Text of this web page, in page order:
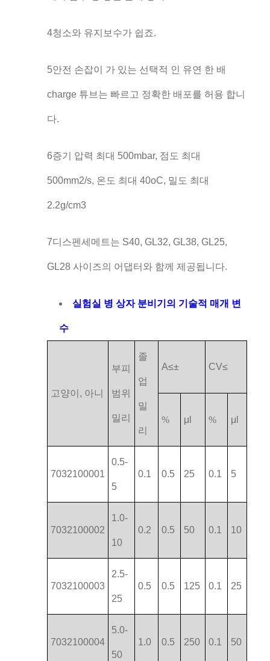
4청소와 유지보수가 쉽죠.
5안전 손잡이 가 있는 선택적 인 유연 한 배
charge 튜브는 빠르고 정확한 배포를 허용 합니
다.
6증기 압력 최대 500mbar, 점도 최대
500mm2/s, 온도 최대 40oC, 밀도 최대
2.2g/cm3
7디스펜세메트는 S40, GL32, GL38, GL25,
GL28 사이즈의 어댑터와 함께 제공됩니다.
실험실 병 상자 분비기의 기술적 매개 변
수
고양이, 아니
부피
범위
밀리
졸
업
밀
리
A≤± CV≤
% μl % μl
7032100001
0.5-
5
0.1 0.5 25 0.1 5
7032100002
1.0-
10
0.2 0.5 50 0.1 10
7032100003
2.5-
25
0.5 0.5 125 0.1 25
7032100004
5.0-
50
1.0 0.5 250 0.1 50